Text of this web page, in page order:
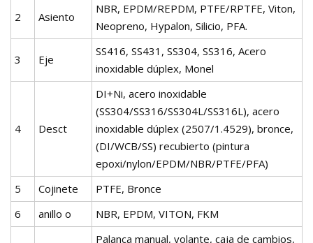
2 Asiento
NBR, EPDM/REPDM, PTFE/RPTFE, Viton,
Neopreno, Hypalon, Silicio, PFA.
3 Eje
SS416, SS431, SS304, SS316, Acero
inoxidable dúplex, Monel
4 Desct
DI+Ni, acero inoxidable
(SS304/SS316/SS304L/SS316L), acero
inoxidable dúplex (2507/1.4529), bronce,
(DI/WCB/SS) recubierto (pintura
epoxi/nylon/EPDM/NBR/PTFE/PFA)
5
Cojinete
PTFE, Bronce
6
anillo o NBR, EPDM, VITON, FKM
Palanca manual, volante, caja de cambios,